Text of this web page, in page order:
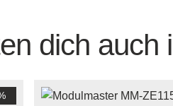
dich auch